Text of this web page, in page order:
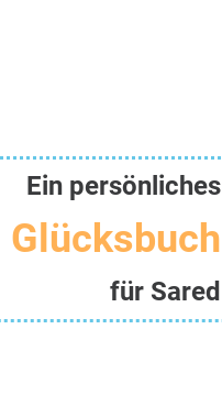
Ein persönliches
Glücksbuch
für Sared